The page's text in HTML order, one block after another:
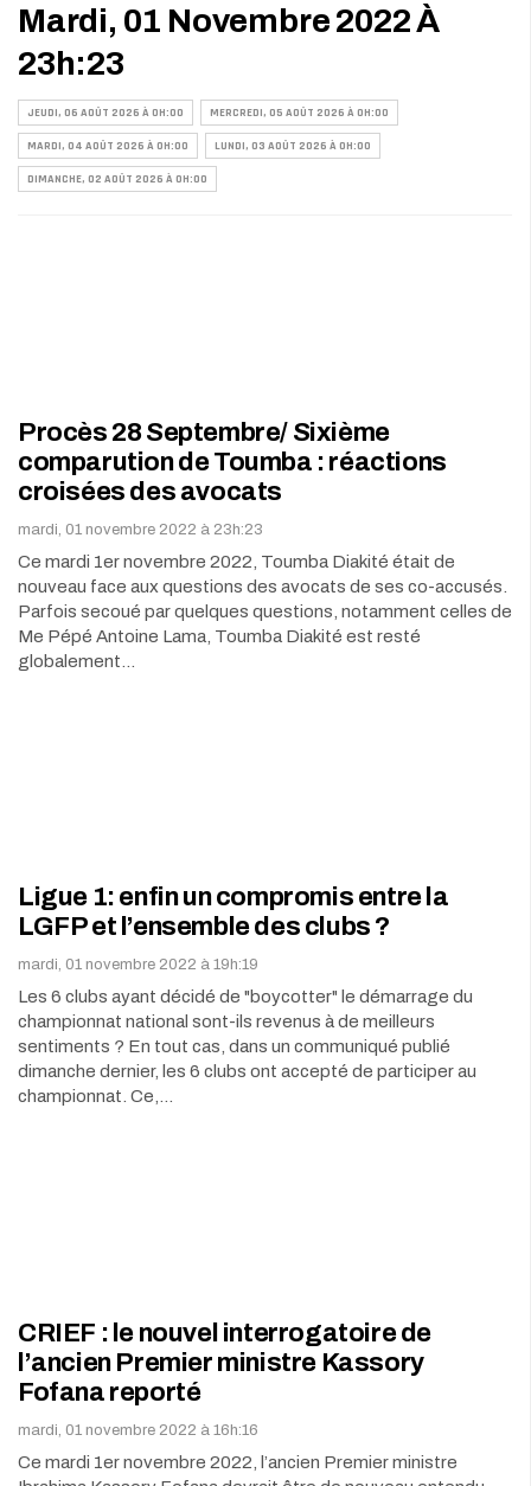
Mardi, 01 Novembre 2022 À
23h:23
JEUDI, 06 AOÛT 2026 À 0H:00 MERCREDI, 05 AOÛT 2026 À 0H:00
MARDI, 04 AOÛT 2026 À 0H:00 LUNDI, 03 AOÛT 2026 À 0H:00
DIMANCHE, 02 AOÛT 2026 À 0H:00
Procès 28 Septembre/ Sixième
comparution de Toumba : réactions
croisées des avocats
mardi, 01 novembre 2022 à 23h:23
Ce mardi 1er novembre 2022, Toumba Diakité était de
nouveau face aux questions des avocats de ses co-accusés.
Parfois secoué par quelques questions, notamment celles de
Me Pépé Antoine Lama, Toumba Diakité est resté
globalement…
Ligue 1: enfin un compromis entre la
LGFP et l’ensemble des clubs ?
mardi, 01 novembre 2022 à 19h:19
Les 6 clubs ayant décidé de "boycotter" le démarrage du
championnat national sont-ils revenus à de meilleurs
sentiments ? En tout cas, dans un communiqué publié
dimanche dernier, les 6 clubs ont accepté de participer au
championnat. Ce,…
CRIEF : le nouvel interrogatoire de
l’ancien Premier ministre Kassory
Fofana reporté
mardi, 01 novembre 2022 à 16h:16
Ce mardi 1er novembre 2022, l’ancien Premier ministre